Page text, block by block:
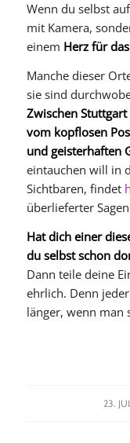
Wenn du selbst
mit Kamera,
einem Herz für
Manche dieser
sie sind
Zwischen
vom kopflosen
und geisterhaften
eintauchen will in
Sichtbaren, findet
überlieferter
Hat dich einer
du selbst schon
Dann teile deine
ehrlich. Denn
länger, wenn man
23. /